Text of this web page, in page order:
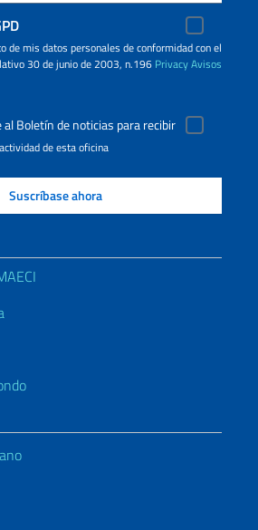
de mis datos personales de conformidad con el
30 de junio de 2003, n.196 PrivacyAvisos
Boletín de noticias para recibir
de esta oficina